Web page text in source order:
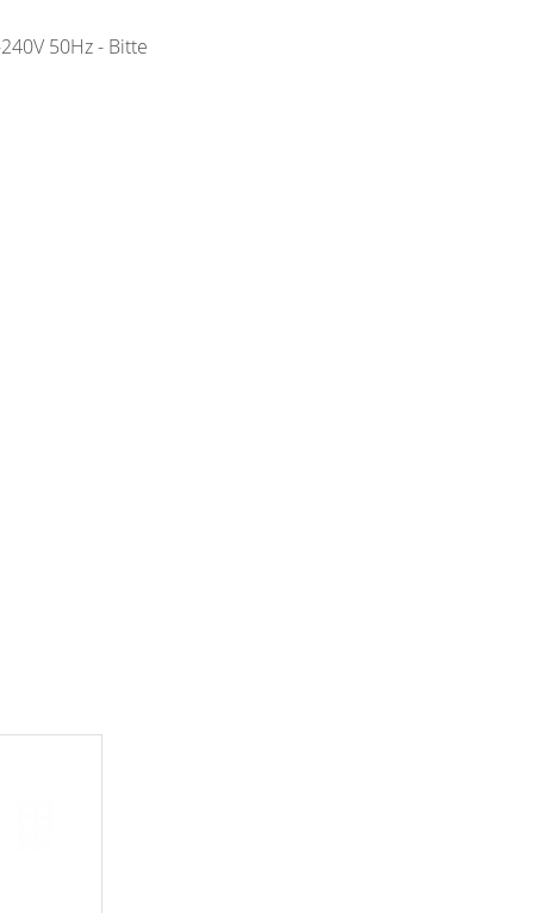
50Hz - Bitte